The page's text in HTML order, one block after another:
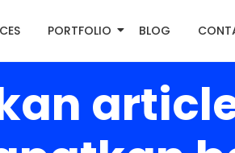
PORTFOLIO BLOG